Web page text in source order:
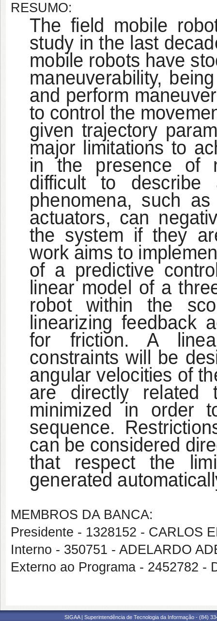
RESUMO:
The field mobile
study in the last
mobile robots have
maneuverability,
and perform
to control the
given trajectory
major limitations to
in the presence of
difficult to describe
phenomena, such
actuators, can
the system if they
work aims to
of a predictive
linear model of a
robot within the
linearizing feedback
for friction. A
constraints will be
angular velocities of
are directly
minimized in order
sequence.
can be considered
that respect the
generated
MEMBROS DA BANCA:
Presidente - 1328152 - CARLOS
Interno - 350751 - ADELARDO
Externo ao Programa - 2452782 -
SIGAA | Superintendência de Tecnologia da Informação - (84)